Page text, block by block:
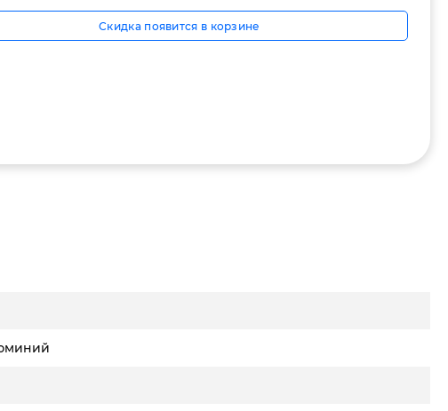
Скидка появится в корзине